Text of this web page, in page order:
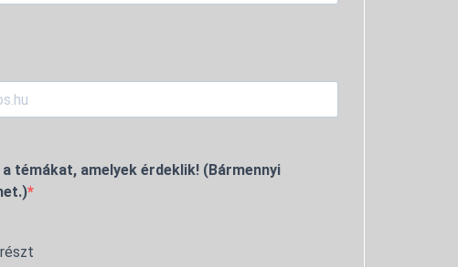
témákat, amelyek érdeklik! (Bármennyi